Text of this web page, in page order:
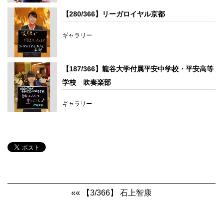
【280/366】リーガロイヤル京都
ギャラリー
【187/366】龍谷大学付属平安中学校・平安高等
学校 吹奏楽部
ギャラリー
«« 【3/366】 石上智康